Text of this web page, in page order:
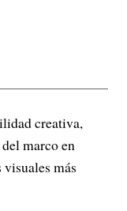
creativa,
marco en
más